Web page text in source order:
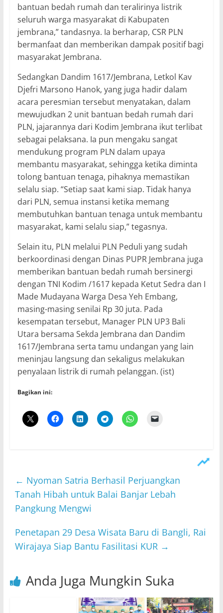
bantuan bedah rumah dan teralirinya listrik
seluruh warga masyarakat di Kabupaten
jembrana,” tandasnya. Ia berharap, CSR PLN
bermanfaat dan memberikan dampak positif bagi
masyarakat Jembrana.
Sedangkan Dandim 1617/Jembrana, Letkol Kav
Djefri Marsono Hanok, yang juga hadir dalam
acara peresmian tersebut menyatakan, dalam
mewujudkan 2 unit bantuan bedah rumah dari
PLN, jajarannya dari Kodim Jembrana ikut terlibat
sebagai pelaksana. Ia pun mengaku sangat
mendukung program PLN dalam upaya
membantu masyarakat, sehingga ketika diminta
tolong bantuan tenaga, pihaknya memastikan
selalu siap. “Setiap saat kami siap. Tidak hanya
dari PLN, semua instansi ketika memang
membutuhkan bantuan tenaga untuk membantu
masyarakat, kami selalu siap,” tegasnya.
Selain itu, PLN melalui PLN Peduli yang sudah
berkoordinasi dengan Dinas PUPR Jembrana juga
memberikan bantuan bedah rumah bersinergi
dengan TNI Kodim /1617 kepada Ketut Sedra dan I
Made Mudayana Warga Desa Yeh Embang,
masing-masing senilai Rp 30 juta. Pada
kesempatan tersebut, Manager PLN UP3 Bali
Utara bersama Sekda Jembrana dan Dandim
1617/Jembrana serta tamu undangan yang lain
meninjau langsung dan sekaligus melakukan
penyalaan listrik di rumah pelanggan. (ist)
Bagikan ini:
← Nyoman Satria Berhasil Perjuangkan
Tanah Hibah untuk Balai Banjar Lebah
Pangkung Mengwi
Penetapan 29 Desa Wisata Baru di Bangli, Rai
Wirajaya Siap Bantu Fasilitasi KUR →
Anda Juga Mungkin Suka